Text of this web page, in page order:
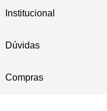
Institucional
Dúvidas
Compras